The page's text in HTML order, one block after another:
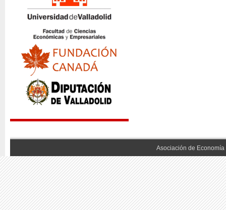
Asociación de Economía